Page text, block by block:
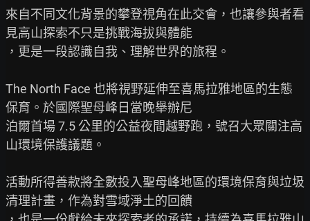
來自不同文化背景的攀登視角在此交會，也讓參與者看
見高山探索不只是挑戰海拔與體能
，更是一段認識自我、理解世界的旅程。
The North Face 也將視野延伸至喜馬拉雅地區的生態
保育。於國際聖母峰日當晚舉辦尼
泊爾首場 7.5 公里的公益夜間越野跑，號召大眾關注高
山環境保護議題。
活動所得善款將全數投入聖母峰地區的環境保育與垃圾
清理計畫，作為對雪域淨土的回饋